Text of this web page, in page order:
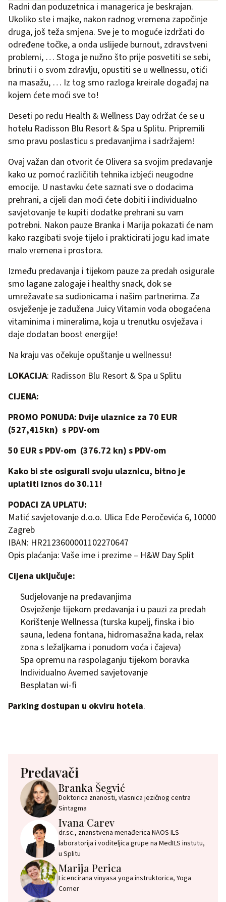
Radni dan poduzetnica i managerica je beskrajan.
Ukoliko ste i majke, nakon radnog vremena započinje
druga, još teža smjena. Sve je to moguće izdržati do
određene točke, a onda uslijede burnout, zdravstveni
problemi, … Stoga je nužno što prije posvetiti se sebi,
brinuti i o svom zdravlju, opustiti se u wellnessu, otići
na masažu, … Iz tog smo razloga kreirale događaj na
kojem ćete moći sve to!
Deseti po redu Health & Wellness Day održat će se u
hotelu Radisson Blu Resort & Spa u Splitu. Pripremili
smo pravu poslasticu s predavanjima i sadržajem!
Ovaj važan dan otvorit će Olivera sa svojim predavanje
kako uz pomoć različitih tehnika izbjeći neugodne
emocije. U nastavku ćete saznati sve o dodacima
prehrani, a cijeli dan moći ćete dobiti i individualno
savjetovanje te kupiti dodatke prehrani su vam
potrebni. Nakon pauze Branka i Marija pokazati će nam
kako razgibati svoje tijelo i prakticirati jogu kad imate
malo vremena i prostora.
Između predavanja i tijekom pauze za predah osigurale
smo lagane zalogaje i healthy snack, dok se
umrežavate sa sudionicama i našim partnerima. Za
osvježenje je zadužena Juicy Vitamin voda obogaćena
vitaminima i mineralima, koja u trenutku osvježava i
daje dodatan boost energije!
Na kraju vas očekuje opuštanje u wellnessu!
LOKACIJA: Radisson Blu Resort & Spa u Splitu
CIJENA:
PROMO PONUDA: Dvije ulaznice za 70 EUR
(527,415kn) s PDV-om
50 EUR s PDV-om (376.72 kn) s PDV-om
Kako bi ste osigurali svoju ulaznicu, bitno je
uplatiti iznos do 30.11!
PODACI ZA UPLATU:
Matić savjetovanje d.o.o. Ulica Ede Peročevića 6, 10000
Zagreb
IBAN: HR2123600001102270647
Opis plaćanja: Vaše ime i prezime – H&W Day Split
Cijena uključuje:
Sudjelovanje na predavanjima
Osvježenje tijekom predavanja i u pauzi za predah
Korištenje Wellnessa (turska kupelj, finska i bio
sauna, ledena fontana, hidromasažna kada, relax
zona s ležaljkama i ponudom voća i čajeva)
Spa opremu na raspolaganju tijekom boravka
Individualno Avemed savjetovanje
Besplatan wi-fi
Parking dostupan u okviru hotela.
Predavači
Branka Šegvić
Doktorica znanosti, vlasnica jezičnog centra
Sintagma
Ivana Carev
dr.sc., znanstvena menađerica NAOS ILS
laboratorija i voditeljica grupe na MedILS instutu,
u Splitu
Marija Perica
Licencirana vinyasa yoga instruktorica, Yoga
Corner